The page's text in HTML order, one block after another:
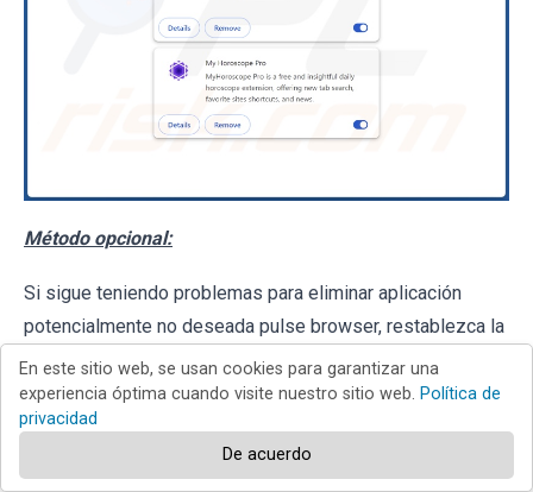
Método opcional:
Si sigue teniendo problemas para eliminar aplicación
potencialmente no deseada pulse browser, restablezca la
configuración predeterminada del navegador Google
Chrome. Haga clic en el
(parte superior derecha de Google Chrome) y seleccione
En este sitio web, se usan cookies para garantizar una
experiencia óptima cuando visite nuestro sitio web. Política de
privacidad
De acuerdo